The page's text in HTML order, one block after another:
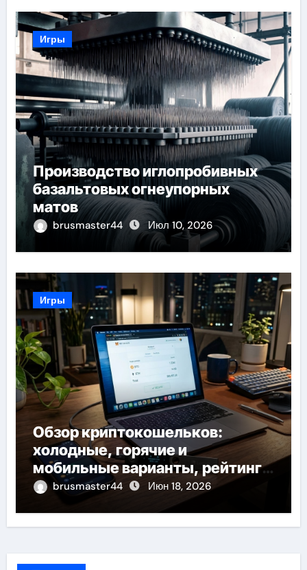
Игры
Производство иглопробивных
базальтовых огнеупорных
матов
brusmaster44 Июл 10, 2026
Игры
Обзор криптокошельков:
холодные, горячие и
мобильные варианты, рейтинг
по безопасности и советы по
brusmaster44 Июн 18, 2026